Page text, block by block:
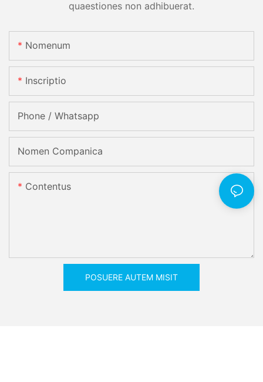
quaestiones non adhibuerat.
Nomenum
Inscriptio
Phone / Whatsapp
Nomen Companica
Contentus
POSUERE AUTEM MISIT